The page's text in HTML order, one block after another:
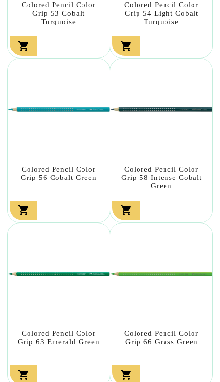
Colored Pencil Color
Grip 53 Cobalt
Turquoise

Colored Pencil Color
Grip 54 Light Cobalt
Turquoise

Colored Pencil Color
Grip 56 Cobalt Green

Colored Pencil Color
Grip 58 Intense Cobalt
Green

Colored Pencil Color
Grip 63 Emerald Green

Colored Pencil Color
Grip 66 Grass Green
